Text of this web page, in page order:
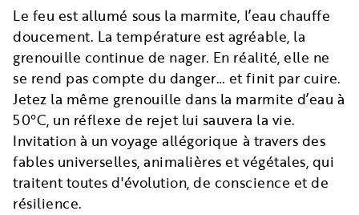
Le feu est allumé sous la marmite, l’eau chauffe
doucement. La température est agréable, la
grenouille continue de nager. En réalité, elle ne
se rend pas compte du danger… et finit par cuire.
Jetez la même grenouille dans la marmite d’eau à
50°C, un réflexe de rejet lui sauvera la vie.
Invitation à un voyage allégorique à travers des
fables universelles, animalières et végétales, qui
traitent toutes d'évolution, de conscience et de
résilience.